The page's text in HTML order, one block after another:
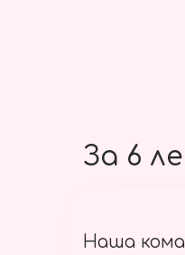
За 6
Наша